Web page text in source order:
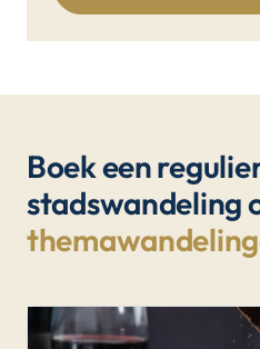
Boek een
stadswandeling